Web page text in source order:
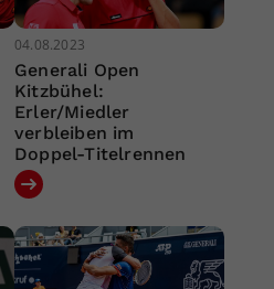
04.08.2023
Generali Open
Kitzbühel:
Erler/Miedler
verbleiben im
Doppel-Titelrennen